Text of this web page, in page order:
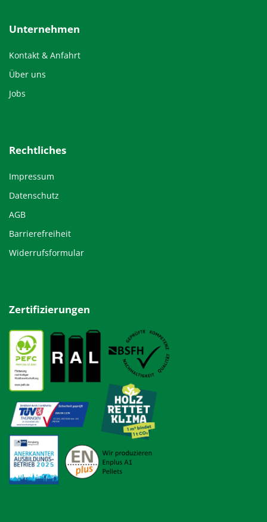
Unternehmen
Kontakt & Anfahrt
Über uns
Jobs
Rechtliches
Impressum
Datenschutz
AGB
Barrierefreiheit
Widerrufsformular
Zertifizierungen